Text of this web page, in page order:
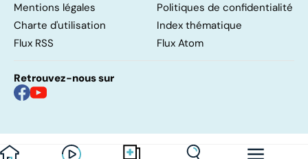
Mentions légales
Politiques de confidentialité
Charte d'utilisation
Index thématique
Flux RSS
Flux Atom
Retrouvez-nous sur